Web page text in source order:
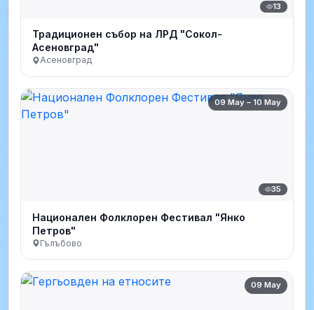
13
Традиционен събор на ЛРД "Сокол-
Асеновград"
Асеновград
09 May – 10 May
35
Национален Фолклорен Фестивал "Янко
Петров"
Гълъбово
09 May